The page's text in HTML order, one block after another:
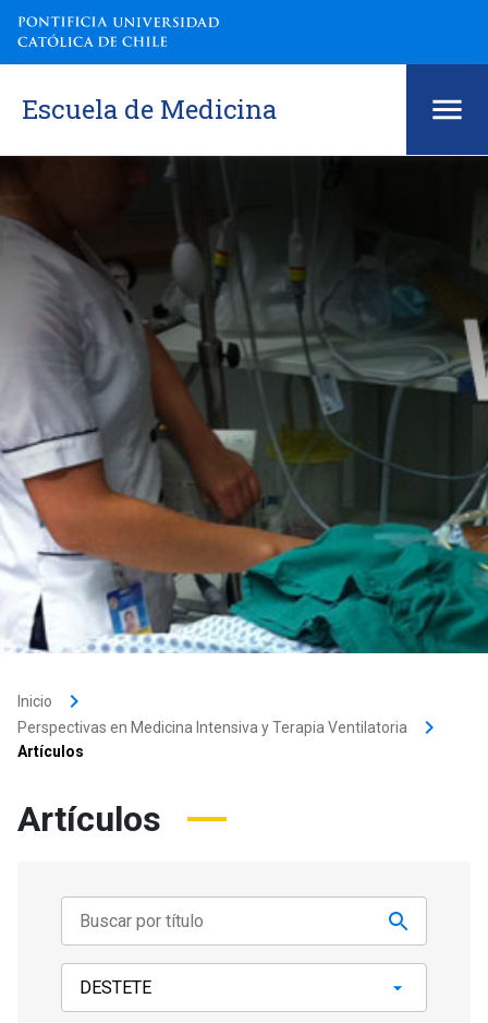
Escuela de Medicina
Inicio keyboard_arrow_right
Perspectivas en Medicina Intensiva y Terapia Ventilatoria keyboard_arrow_right
Artículos
Artículos